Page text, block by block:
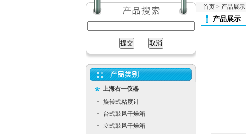
上海右一仪器
·
旋转式粘度计
·
台式鼓风干燥箱
·
立式鼓风干燥箱
首页 > 产品展示
产品展示